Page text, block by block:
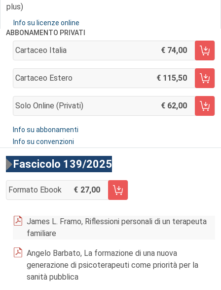
plus)
Info su licenze online
ABBONAMENTO PRIVATI
Cartaceo Italia 74,00
AGGIUNGI AL CARRELLO
Cartaceo Estero 115,50
AGGIUNGI AL CARRELLO
Solo Online (privati) 62,00
AGGIUNGI AL CARRELLO
Info su abbonamenti
Info su convenzioni
Fascicolo 139/2025
Formato Ebook 27,00
AGGIUNGI AL CARRELLO FASCICOLO 139/2025
James L. Framo, Riflessioni personali di un terapeuta
familiare
Angelo Barbato, La formazione di una nuova
generazione di psicoterapeuti come priorità per la
sanità pubblica